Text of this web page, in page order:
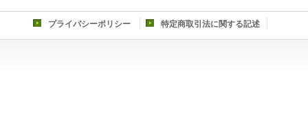
プライバシーポリシー 特定商取引法に関する記述